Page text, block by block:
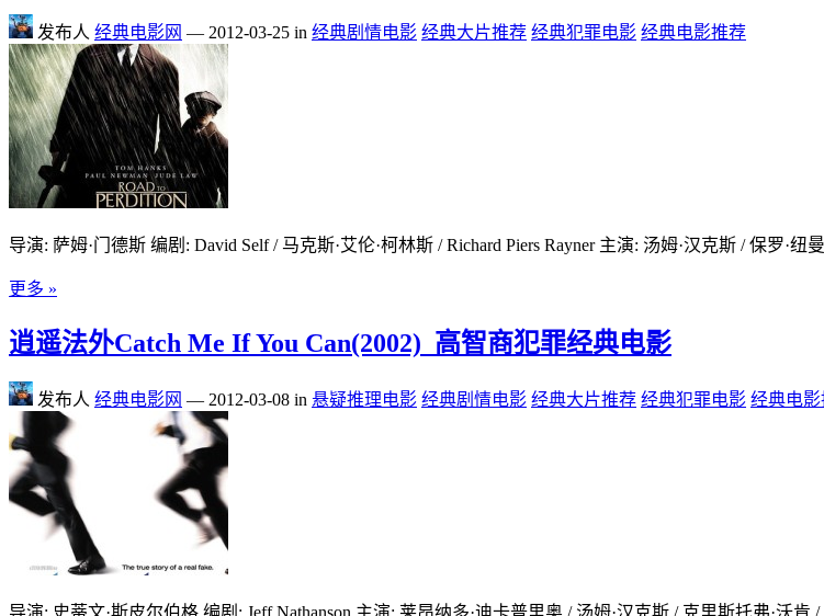
发布人 经典电影网 — 2012-03-25 in 经典剧情电影 经典大片推荐 经典犯罪电影 经典电影推荐
导演: 萨姆·门德斯 编剧: David Self / 马克斯·艾伦·柯林斯 / Richard Piers Rayner 主演: 汤姆·汉克斯 / 保罗·
更多 »
逍遥法外Catch Me If You Can(2002)_高智商犯罪经典电影
发布人 经典电影网 — 2012-03-08 in 悬疑推理电影 经典剧情电影 经典大片推荐 经典犯罪电影 经典电